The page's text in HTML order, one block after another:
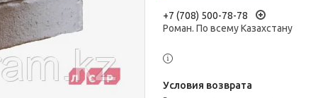
+7 (708) 500-78-78
Роман. По всему Казахстану